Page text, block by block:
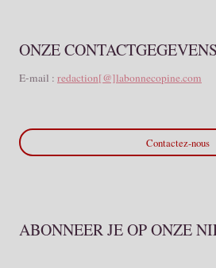
ONZE CONTACTGEGEVENS
E-mail : redaction[@]labonnecopine.com
Contactez-nous
ABONNEER JE OP ONZE